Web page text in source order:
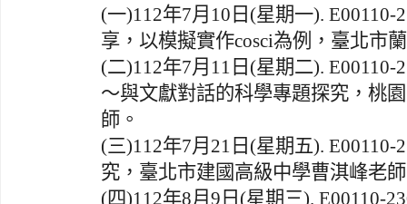
(一)112年7月10日(星期一). E00110-
享，以模擬實作cosci為例，臺北市
(二)112年7月11日(星期二). E00110-
～與文獻對話的科學專題探究，桃
師。
(三)112年7月21日(星期五). E00110-
究，臺北市建國高級中學曹淇峰老
(四)112年8月9日(星期三). E00110-